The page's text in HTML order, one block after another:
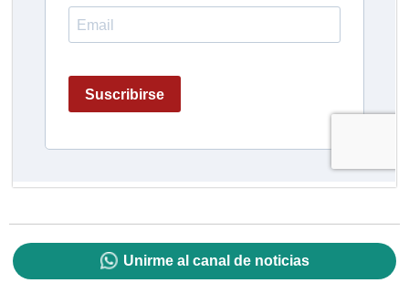
Unirme al canal de noticias